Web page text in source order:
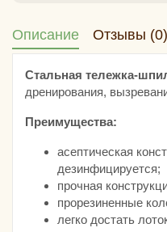
Описание Отзывы (0)
Стальная тележка-
дренирования,
Преимущества:
асептическая
дезинфицируется;
прочная
прорезиненные
легко достать